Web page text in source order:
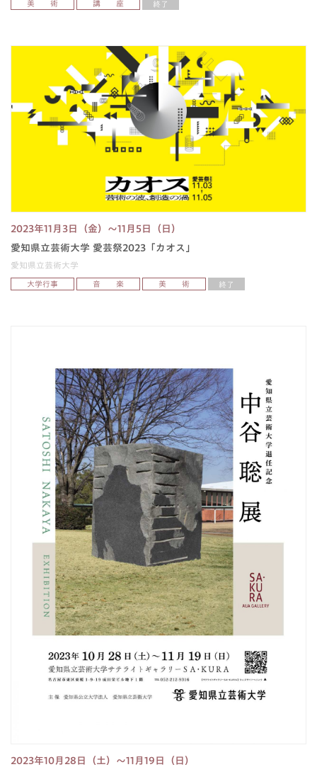
美 術 講 座 終了
2023年11月3日（金）～11月5日（日）
愛知県立芸術大学 愛芸祭2023「カオス」
愛知県立芸術大学
大学行事 音 楽 美 術 終了
2023年10月28日（土）～11月19日（日）